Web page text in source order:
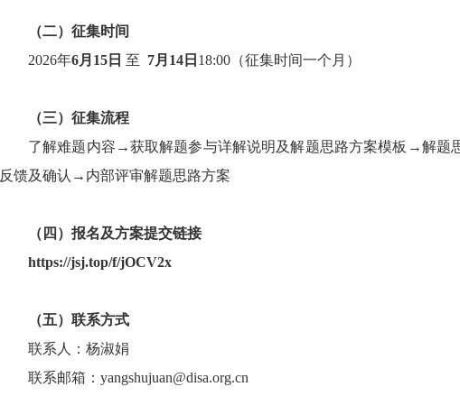
（二）征集时间
2026年6月15日 至 7月14日 18:00（征集时间一个月）
（三）征集流程
了解难题内容→获取解题参与详解说明及解题思路方案模板→解
反馈及确认→内部评审解题思路方案
（四）报名及方案提交链接
https://jsj.top/f/jOCV2x
（五）联系方式
联系人：杨淑娟
联系邮箱：yangshujuan@disa.org.cn